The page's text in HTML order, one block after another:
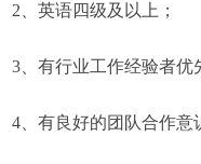
2、英语四级及以上；
3、有行业工作经验者优
4、有良好的团队合作意